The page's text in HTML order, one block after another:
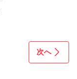
次へ